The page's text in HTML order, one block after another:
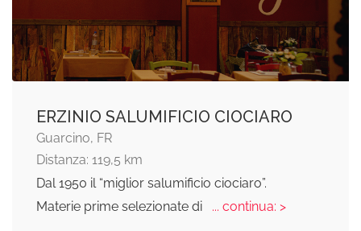
ERZINIO SALUMIFICIO CIOCIARO
Guarcino, FR
Distanza: 119,5 km
Dal 1950 il “miglior salumificio ciociaro”.
Materie prime selezionate di
... continua: >